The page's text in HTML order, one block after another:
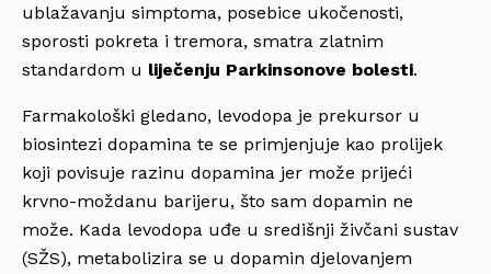
ublažavanju simptoma, posebice ukočenosti,
sporosti pokreta i tremora, smatra zlatnim
standardom u liječenju Parkinsonove bolesti.
Farmakološki gledano, levodopa je prekursor u
biosintezi dopamina te se primjenjuje kao prolijek
koji povisuje razinu dopamina jer može prijeći
krvno-moždanu barijeru, što sam dopamin ne
može. Kada levodopa uđe u središnji živčani sustav
(SŽS), metabolizira se u dopamin djelovanjem